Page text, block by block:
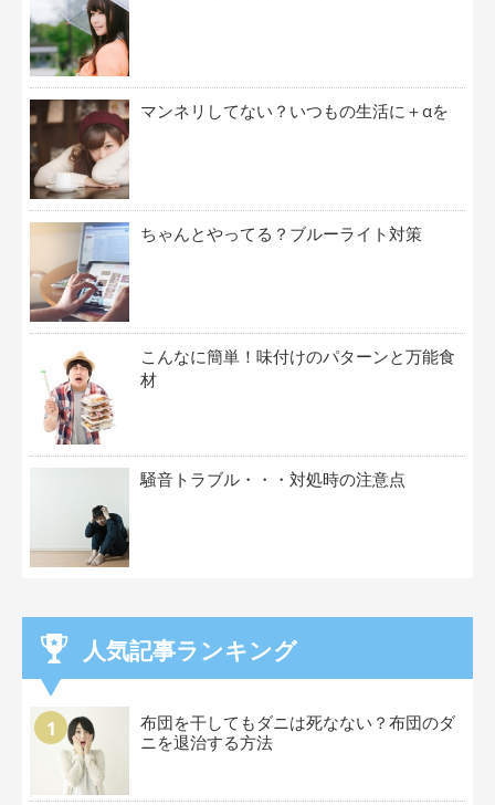
マンネリしてない？いつもの生活に＋αを
ちゃんとやってる？ブルーライト対策
こんなに簡単！味付けのパターンと万能食
材
騒音トラブル・・・対処時の注意点
人気記事ランキング
布団を干してもダニは死なない？布団のダ
ニを退治する方法